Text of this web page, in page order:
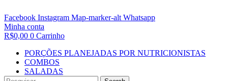
Facebook Instagram Map-marker-alt Whatsapp
Minha conta
R$0,00 0 Carrinho
PORÇÕES PLANEJADAS POR NUTRICIONISTAS​
COMBOS
SALADAS